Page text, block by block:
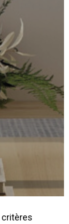
NOS
VENDUS
NOS
critères
CRITÈRES